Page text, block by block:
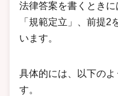
法律答案を書くとき
「規範定立」、前提
います。
具体的には、以下の
す。